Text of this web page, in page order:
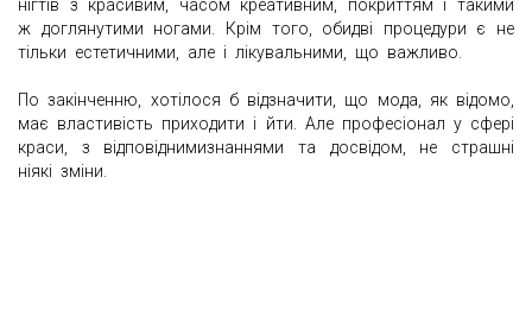
нігтів з красивим, часом креативним, покриттям і такими
ж доглянутими ногами. Крім того, обидві процедури є не
тільки естетичними, але і лікувальними, що важливо.
По закінченню, хотілося б відзначити, що мода, як відомо,
має властивість приходити і йти. Але професіонал у сфері
краси, з відповіднимизнаннями та досвідом, не страшні
ніякі зміни.